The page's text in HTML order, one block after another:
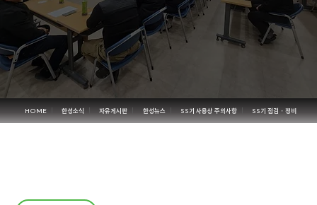
HOME 한성소식 자유게시판 한성뉴스 SS기 사용상 주의사항 SS기 점검・정비